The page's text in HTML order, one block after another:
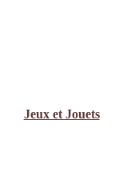
Jeux et Jouets